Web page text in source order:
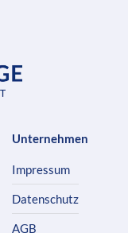
Unternehmen
Impressum
Datenschutz
AGB